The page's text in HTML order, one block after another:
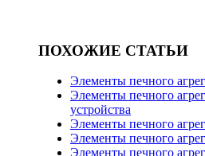
ПОХОЖИЕ СТАТЬИ
Элементы печного
Элементы печного
устройства
Элементы печного
Элементы печного
Элементы печного